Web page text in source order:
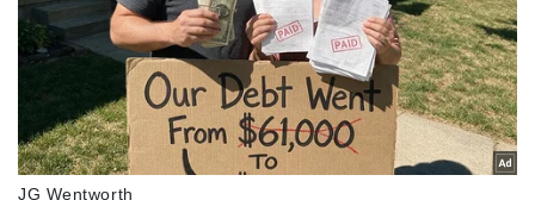
Bất động sản
Khởi nghiệp
Giá vàng
Tiêu dùng
Tỷ giá
Chứng khoán
Giá cà phê